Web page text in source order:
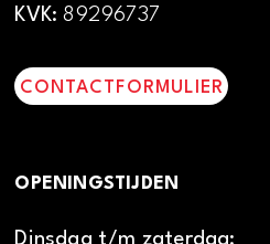
KVK: 89296737
CONTACTFORMULIER
OPENINGSTIJDEN
Dinsdag t/m zaterdag: